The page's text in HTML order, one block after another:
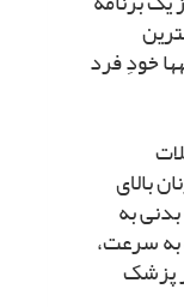
خودِ فرد
سال و زنان بالاى
به
سرعت،
پزشک